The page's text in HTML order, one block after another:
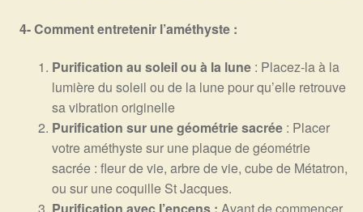
4- Comment entretenir l’améthyste :
Purification au soleil ou à la lune : Placez-la à la
lumière du soleil ou de la lune pour qu’elle retrouve
sa vibration originelle
Purification sur une géométrie sacrée : Placer
votre améthyste sur une plaque de géométrie
sacrée : fleur de vie, arbre de vie, cube de Métatron,
ou sur une coquille St Jacques.